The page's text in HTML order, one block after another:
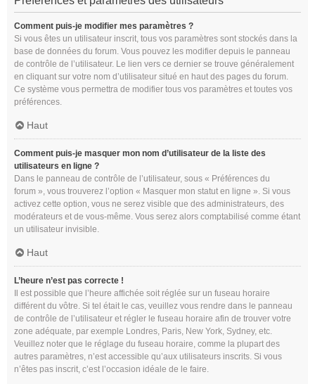
Comment puis-je modifier mes paramètres ?
Si vous êtes un utilisateur inscrit, tous vos paramètres sont stockés dans la
base de données du forum. Vous pouvez les modifier depuis le panneau
de contrôle de l’utilisateur. Le lien vers ce dernier se trouve généralement
en cliquant sur votre nom d’utilisateur situé en haut des pages du forum.
Ce système vous permettra de modifier tous vos paramètres et toutes vos
préférences.
Haut
Comment puis-je masquer mon nom d’utilisateur de la liste des
utilisateurs en ligne ?
Dans le panneau de contrôle de l’utilisateur, sous « Préférences du
forum », vous trouverez l’option « Masquer mon statut en ligne ». Si vous
activez cette option, vous ne serez visible que des administrateurs, des
modérateurs et de vous-même. Vous serez alors comptabilisé comme étant
un utilisateur invisible.
Haut
L’heure n’est pas correcte !
Il est possible que l’heure affichée soit réglée sur un fuseau horaire
différent du vôtre. Si tel était le cas, veuillez vous rendre dans le panneau
de contrôle de l’utilisateur et régler le fuseau horaire afin de trouver votre
zone adéquate, par exemple Londres, Paris, New York, Sydney, etc.
Veuillez noter que le réglage du fuseau horaire, comme la plupart des
autres paramètres, n’est accessible qu’aux utilisateurs inscrits. Si vous
n’êtes pas inscrit, c’est l’occasion idéale de le faire.